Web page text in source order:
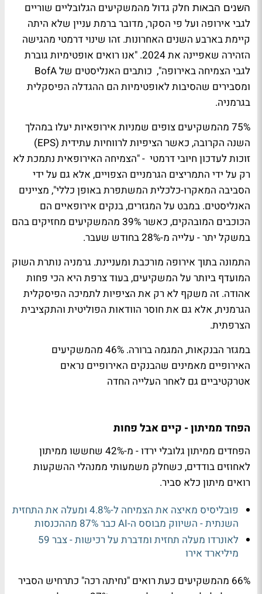
השנים הבאות חלק גדול מהמשקיעים הגלובליים שוריים
לגבי אירופה ועל פי הסקר, מדובר ברמת עניין שלא היתה
קיימת בארבע השנים האחרונות. זהו שינוי דרמטי מהגישה
הזהירה שאפיינה את 2024. "אנו רואים אופטימיות גוברת
לגבי הצמיחה באירופה", כותבים האנליסטים של BofA
ומסבירים שהסיבות לאופטימיות הם ההגדלה הפיסקלית
בגרמניה.
75% מהמשקיעים צופים שמניות אירופאיות יעלו במהלך
השנה הקרובה, כאשר הציפיות לרווחיות עתידית (EPS)
זוכות לעדכון חיובי דרמטי - "הצמיחה האירופאית נתמכת לא
רק על ידי התמריצים הגרמניים הצפויים, אלא גם על ידי
הסביבה המאקרו-כלכלית המשתפרת באופן כללי", מציינים
האנליסטים. במבט על המגזרים, בנקים אירופאיים הם
הכוכבים המובהקים, כאשר 39% מהמשקיעים מחזיקים בהם
במשקל יתר - עלייה מ-28% בחודש שעבר.
התמונה בתוך אירופה מורכבת ומעניינת. גרמניה נותרת השוק
המועדף ביותר על המשקיעים, בעוד צרפת היא הכי פחות
אהודה. זה משקף לא רק את הציפיות לתמיכה הפיסקלית
הגרמנית, אלא גם את חוסר הוודאות הפוליטית והתקציבית
הצרפתית.
במגזר הבנקאות, המגמה ברורה. 46% מהמשקיעים
האירופיים מאמינים שהבנקים האירופיים נראים
אטרקטיביים גם לאחר העלייה החדה
הפחד ממיתון - קיים אבל פחות
הפחדים ממיתון גלובלי ירדו - מ-42% שחששו ממיתון
לאחוזים בודדים, כשחלק משמעותי ממנהלי ההשקעות
רואים מיתון כלא סביר.
פובליסיס מאיצה את הצמיחה ל-4.8% ומעלה את התחזית
השנתית - השיווק מבוסס ה-AI כבר 87% מההכנסות
לאונרדו מעלה תחזית ומדברת על רכישות - צבר 59
מיליארד אירו
66% מהמשקיעים כעת רואים "נחיתה רכה" כתרחיש הסביר